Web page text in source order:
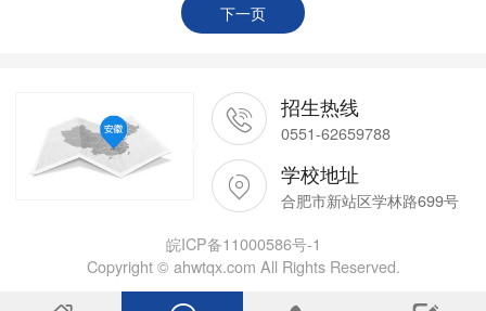
下一页
招生热线
0551-62659788
学校地址
合肥市新站区学林路699号
皖ICP备11000586号-1
Copyright © ahwtqx.com All Rights Reserved.